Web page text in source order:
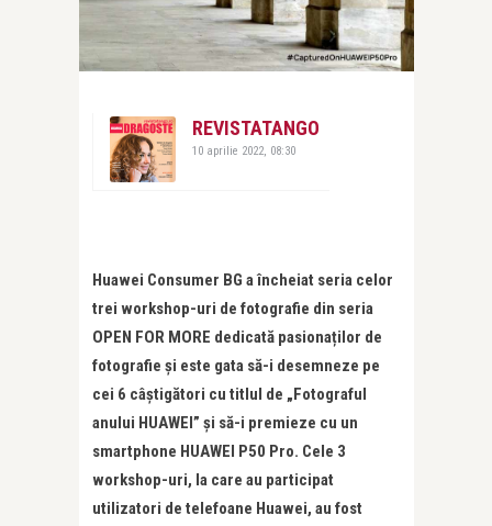
REVISTATANGO
10 aprilie 2022, 08:30
Huawei Consumer BG a încheiat seria celor
trei workshop-uri de fotografie din seria
OPEN FOR MORE dedicată pasionaților de
fotografie și este gata să-i desemneze pe
cei 6 câștigători cu titlul de „Fotograful
anului HUAWEI” și să-i premieze cu un
smartphone HUAWEI P50 Pro. Cele 3
workshop-uri, la care au participat
utilizatori de telefoane Huawei, au fost